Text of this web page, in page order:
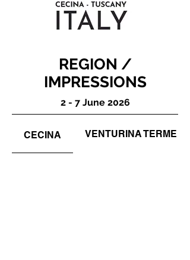
REGION /
IMPRESSIONS
2 - 7 June 2026
CECINA VENTURINA TERME